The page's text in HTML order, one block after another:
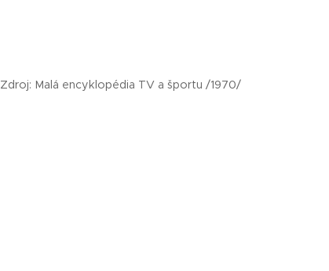
Zdroj: Malá encyklopédia TV a športu /1970/